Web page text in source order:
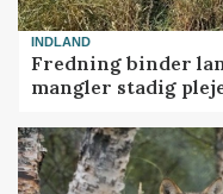
INDLAND
Fredning binder
mangler stadig